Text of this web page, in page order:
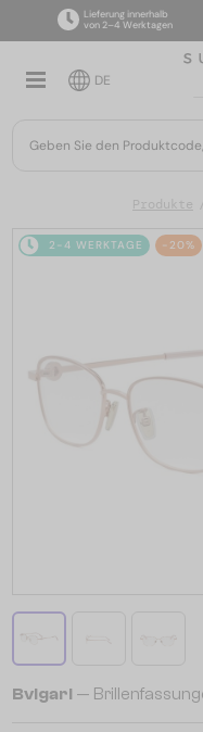
Lieferung innerhalb
von 2–4 Werktagen
DE
Produkte
2-4 WERKTAGE -20%
Bvlgari —